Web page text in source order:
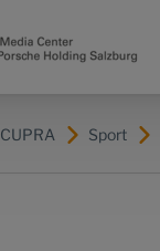
CUPRA Sport